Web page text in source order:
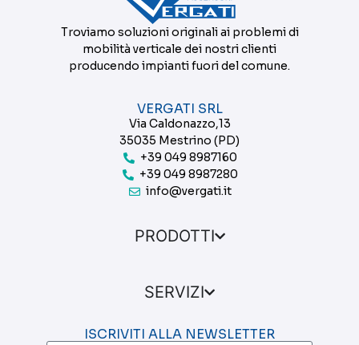
Troviamo soluzioni originali ai problemi di
mobilità verticale dei nostri clienti
producendo impianti fuori del comune.
VERGATI SRL
Via Caldonazzo,13
35035 Mestrino (PD)
+39 049 8987160
+39 049 8987280
info@vergati.it
PRODOTTI
SERVIZI
ISCRIVITI ALLA NEWSLETTER